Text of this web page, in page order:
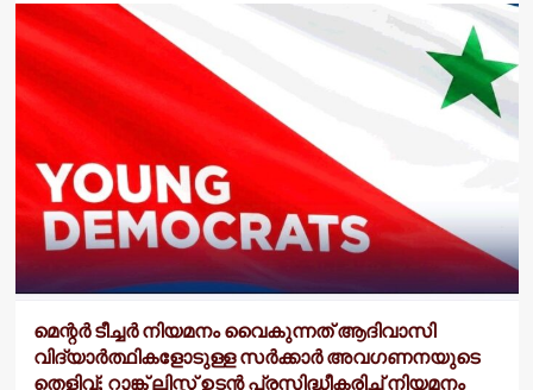
മെന്റർ ടീച്ചർ നിയമനം വൈകുന്നത് ആദിവാസി
വിദ്യാർത്ഥികളോടുള്ള സർക്കാർ അവഗണനയുടെ
തെളിവ്; റാങ്ക് ലിസ്റ്റ് ഉടൻ പ്രസിദ്ധീകരിച്ച് നിയമനം